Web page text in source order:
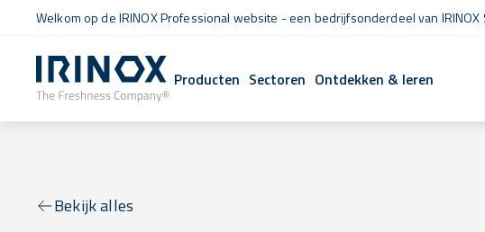
Welkom op de IRINOX Professional website - een bedrijfsonderdeel van IRINOX
Producten Sectoren Ontdekken & leren
Bekijk alles